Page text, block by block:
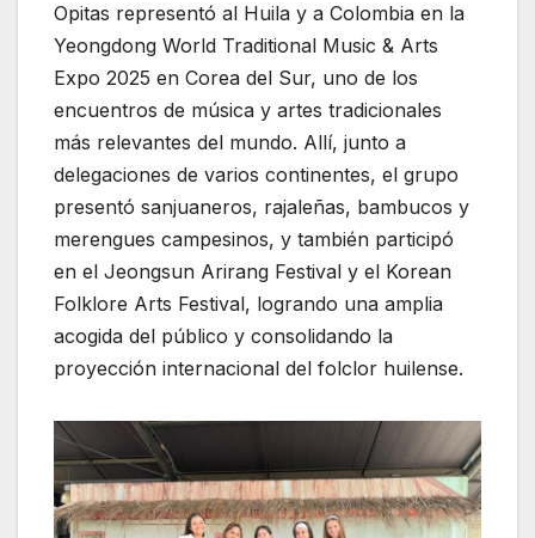
Opitas representó al Huila y a Colombia en la
Yeongdong World Traditional Music & Arts
Expo 2025 en Corea del Sur, uno de los
encuentros de música y artes tradicionales
más relevantes del mundo. Allí, junto a
delegaciones de varios continentes, el grupo
presentó sanjuaneros, rajaleñas, bambucos y
merengues campesinos, y también participó
en el Jeongsun Arirang Festival y el Korean
Folklore Arts Festival, logrando una amplia
acogida del público y consolidando la
proyección internacional del folclor huilense.